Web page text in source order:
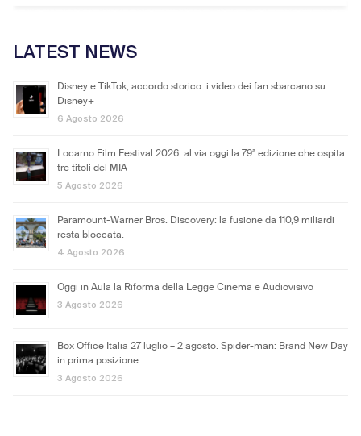
LATEST NEWS
Disney e TikTok, accordo storico: i video dei fan sbarcano su
Disney+
6 Agosto 2026
Locarno Film Festival 2026: al via oggi la 79ª edizione che ospita
tre titoli del MIA
5 Agosto 2026
Paramount-Warner Bros. Discovery: la fusione da 110,9 miliardi
resta bloccata.
4 Agosto 2026
Oggi in Aula la Riforma della Legge Cinema e Audiovisivo
3 Agosto 2026
Box Office Italia 27 luglio – 2 agosto. Spider-man: Brand New Day
in prima posizione
3 Agosto 2026